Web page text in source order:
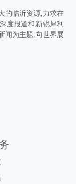
的临沂资源,力求在
度报道和新锐犀利
闻为主题,向世界展